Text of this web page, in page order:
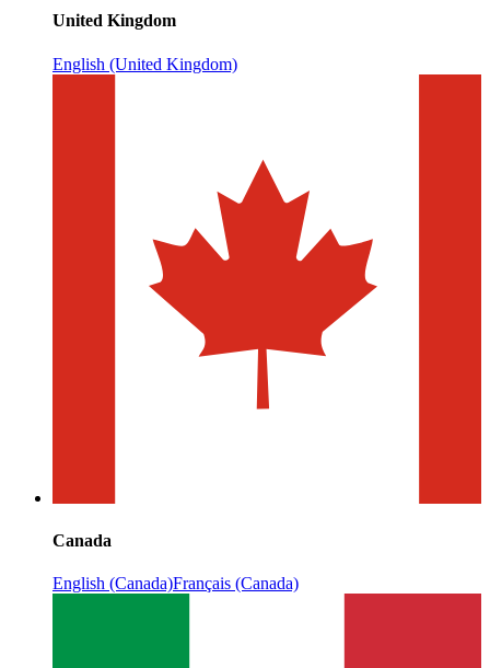
United Kingdom
English (United Kingdom)
Canada
English (Canada)Français (Canada)